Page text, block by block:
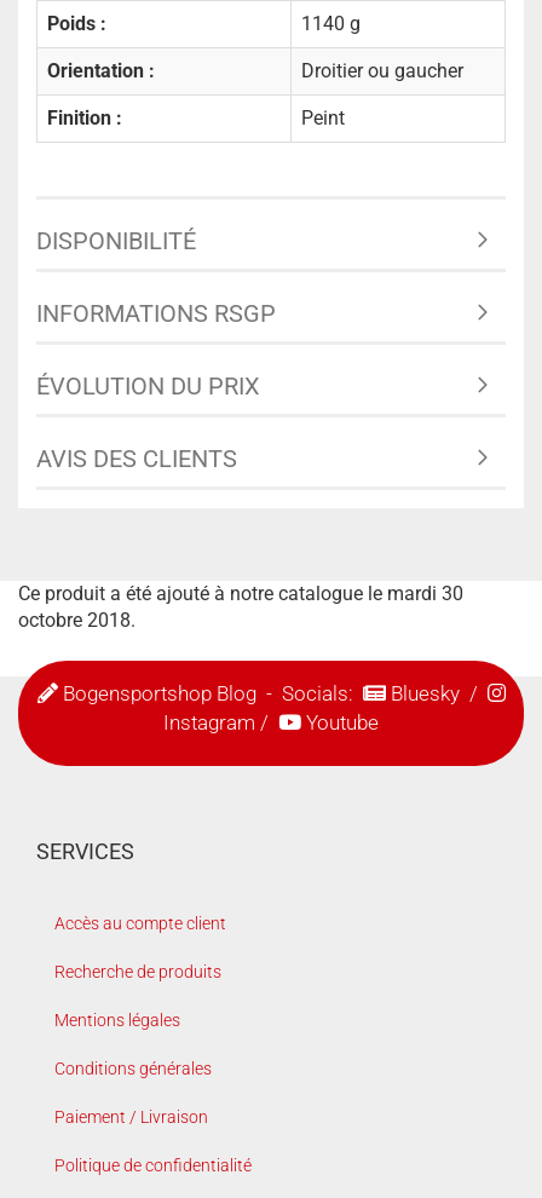
Poids : 1140 g
Orientation : Droitier ou gaucher
Finition : Peint
DISPONIBILITÉ
INFORMATIONS RSGP
ÉVOLUTION DU PRIX
AVIS DES CLIENTS
Ce produit a été ajouté à notre catalogue le mardi 30
octobre 2018.
Bogensportshop Blog- Socials: Bluesky/
Instagram / Youtube
SERVICES
Accès au compte client
Recherche de produits
Mentions légales
Conditions générales
Paiement / Livraison
Politique de confidentialité